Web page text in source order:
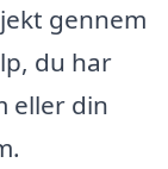
gennem
du har
eller din